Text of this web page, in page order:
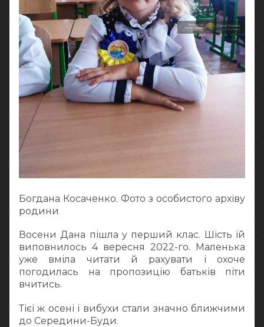
Богдана Косаченко. Фото з особистого архіву
родини
Восени Дана пішла у перший клас. Шість їй
виповнилось 4 вересня 2022-го. Маленька
уже вміла читати й рахувати і охоче
погодилась на пропозицію батьків піти
вчитись.
Тієї ж осені і вибухи стали значно ближчими
до Середини-Буди.